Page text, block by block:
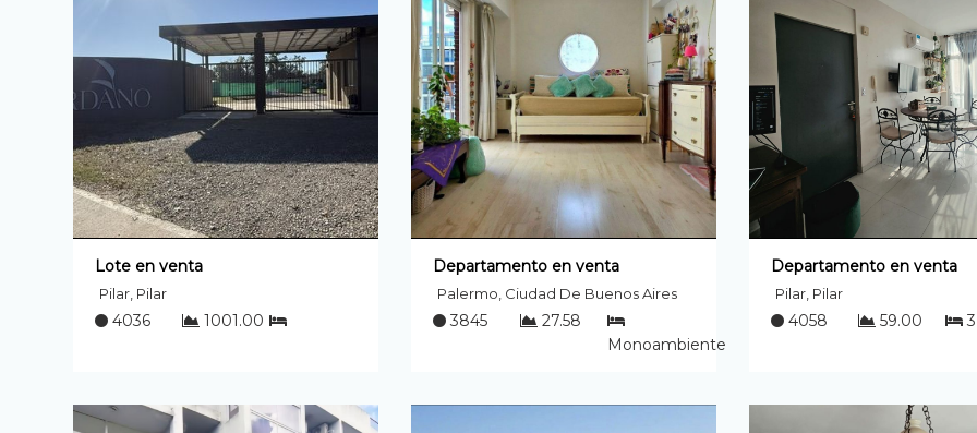
Lote en venta
Pilar, Pilar
4036 1001.00
Departamento en venta
Palermo, Ciudad De Buenos Aires
3845
27.58
Monoambiente
Departamento en venta
Pilar, Pilar
4058 59.00 3